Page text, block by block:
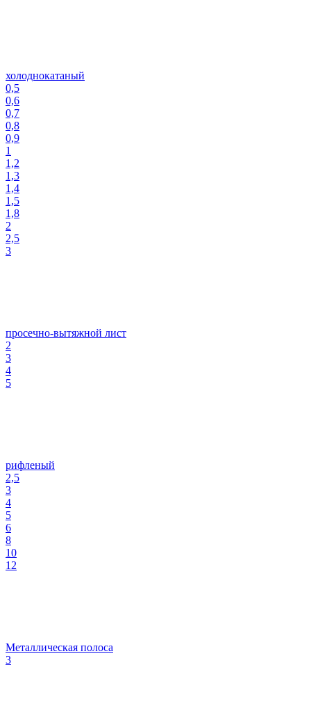
холоднокатаный
0,5
0,6
0,7
0,8
0,9
1
1,2
1,3
1,4
1,5
1,8
2
2,5
3
просечно-вытяжной лист
2
3
4
5
рифленый
2,5
3
4
5
6
8
10
12
Металлическая полоса
3